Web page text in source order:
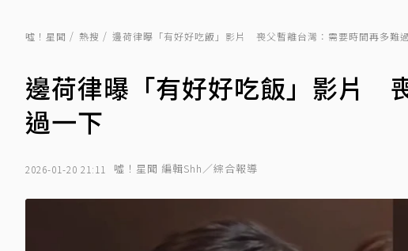
噓！星聞 熱搜 邊荷律曝「有好好吃飯」影片 喪父暫離台灣：需要時間再多難
邊荷律曝「有好好吃飯」影片
過一下
2026-01-20 21:11 噓！星聞 編輯Shh／綜合報導